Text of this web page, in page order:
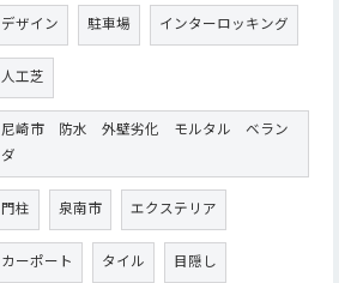
デザイン 駐車場 インターロッキング
人工芝
尼崎市 防水 外壁劣化 モルタル ベラン
ダ
門柱 泉南市 エクステリア
カーポート タイル 目隠し